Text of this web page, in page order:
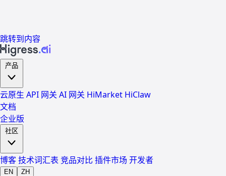
跳转到内容
云原生 API 网关 AI 网关 HiMarket HiClaw
文档
企业版
博客技术词汇表 竞品对比 插件市场 开发者
EN ZH